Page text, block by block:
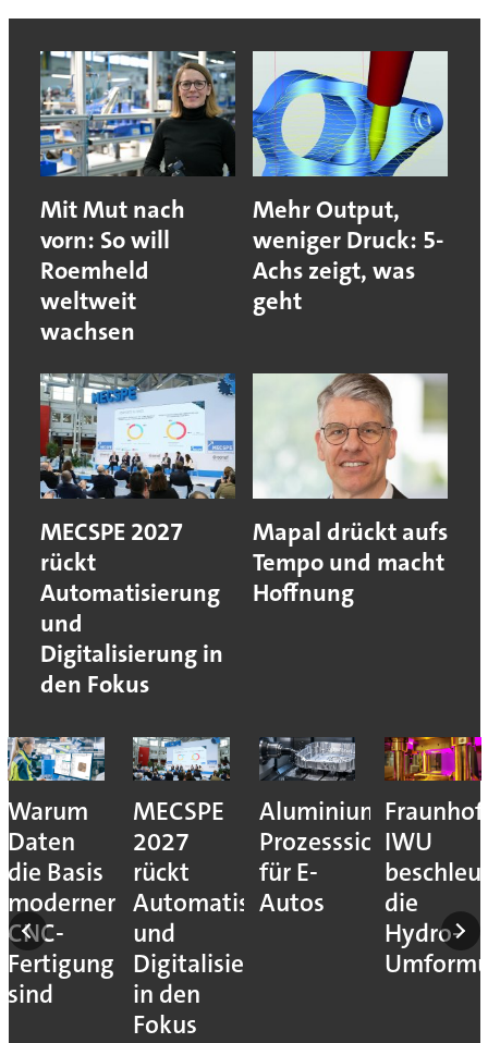
Mit Mut nach
vorn: So will
Roemheld
weltweit
wachsen
Mehr Output,
weniger Druck: 5-
Achs zeigt, was
geht
MECSPE 2027
rückt
Automatisierung
und
Digitalisierung in
den Fokus
Mapal drückt aufs
Tempo und macht
Hoffnung
Warum
Daten
die Basis
moderner
CNC-
Fertigung
sind
MECSPE
2027
rückt
Automatisierung
und
Digitalisierung
in den
Fokus
Prozesssicher
für E-
Autos
IWU
die
Hydro-